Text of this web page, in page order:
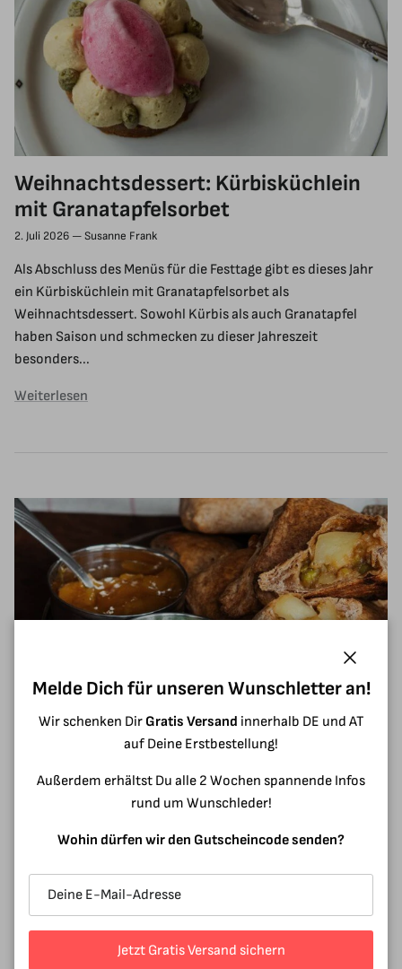
Weihnachtsdessert: Kürbisküchlein
mit Granatapfelsorbet
2. Juli 2026 —Susanne Frank
Als Abschluss des Menüs für die Festtage gibt es dieses Jahr
ein Kürbisküchlein mit Granatapfelsorbet als
Weihnachtsdessert. Sowohl Kürbis als auch Granatapfel
haben Saison und schmecken zu dieser Jahreszeit
besonders...
Weiterlesen
Samosas – indische Teigtaschen
Heute gibt es Samosas mit einer würzigen Erbsen-Kartoffel
Ursprung in Indien und Pakistan finden. Der Teig wird in der
Weiterlesen
Melde Dich für unseren Wunschletter an!
Wir schenken Dir Gratis Versand innerhalb DE und AT
auf Deine Erstbestellung!
Außerdem erhältst Du alle 2 Wochen spannende Infos
rund um Wunschleder!
Wohin dürfen wir den Gutscheincode senden?
Jetzt Gratis Versand sichern